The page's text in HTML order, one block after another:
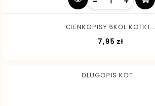
CIENKOPISY 6KOL KOTKI...
7,95 zł
DLUGOPIS KOT...